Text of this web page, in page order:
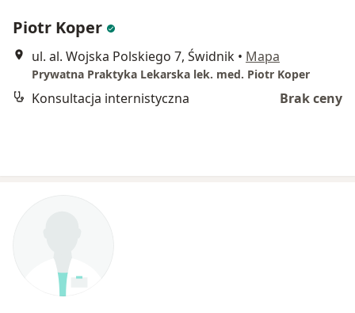
Piotr Koper
ul. al. Wojska Polskiego 7, Świdnik • Mapa
Prywatna Praktyka Lekarska lek. med. Piotr Koper
Konsultacja internistyczna Brak ceny